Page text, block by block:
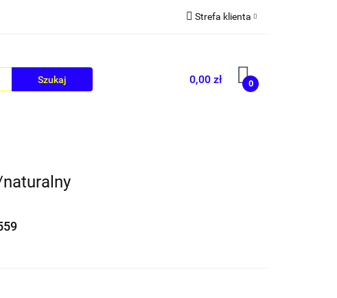
Strefa klienta
Zarejestruj się
Dodaj zgłoszenie
0,00 zł 0